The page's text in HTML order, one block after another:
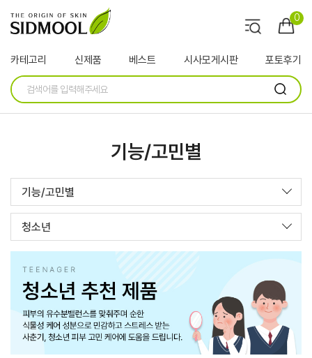
0
카테고리 신제품 베스트 시사모게시판 포토후기
기능/고민별
기능/고민별
청소년